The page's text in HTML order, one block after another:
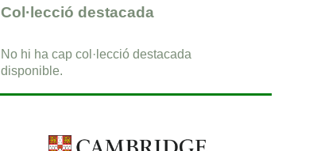
Col·lecció destacada
No hi ha cap col·lecció destacada
disponible.